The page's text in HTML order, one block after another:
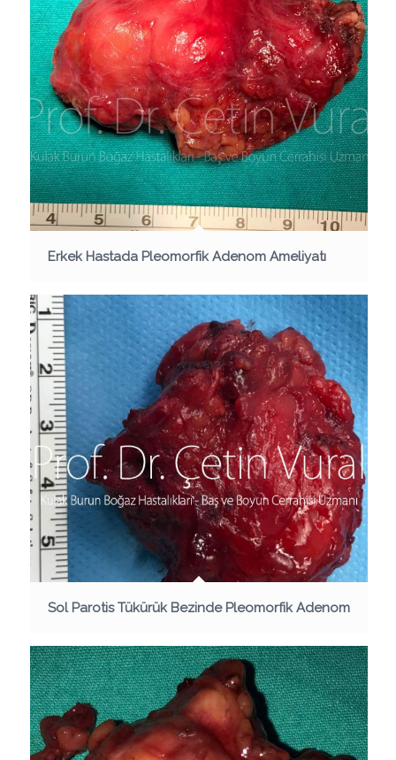
Erkek Hastada Pleomorfik Adenom Ameliyatı
Sol Parotis Tükürük Bezinde Pleomorfik Adenom